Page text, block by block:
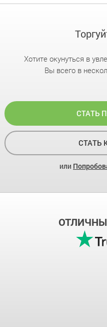
Хотите окунуться в
Вы всего в
СТАТЬ
СТАТЬ
или